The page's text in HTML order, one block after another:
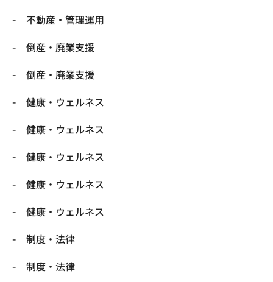
不動産・管理運用
倒産・廃業支援
倒産・廃業支援
健康・ウェルネス
健康・ウェルネス
健康・ウェルネス
健康・ウェルネス
健康・ウェルネス
制度・法律
制度・法律